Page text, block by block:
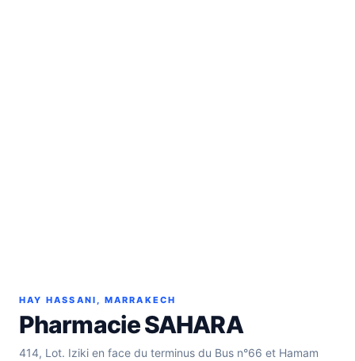
HAY HASSANI, MARRAKECH
Pharmacie SAHARA
414, Lot. Iziki en face du terminus du Bus n°66 et Hamam